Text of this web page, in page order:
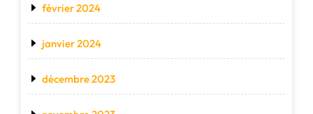
février 2024
janvier 2024
décembre 2023